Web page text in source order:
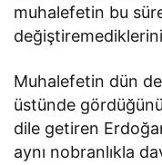
muhalefetin bu
Muhalefetin dün
üstünde
dile getiren
aynı nobranlıkla